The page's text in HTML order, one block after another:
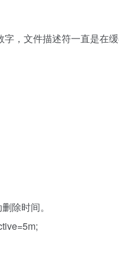
，文件描述符一直是在
除时间。